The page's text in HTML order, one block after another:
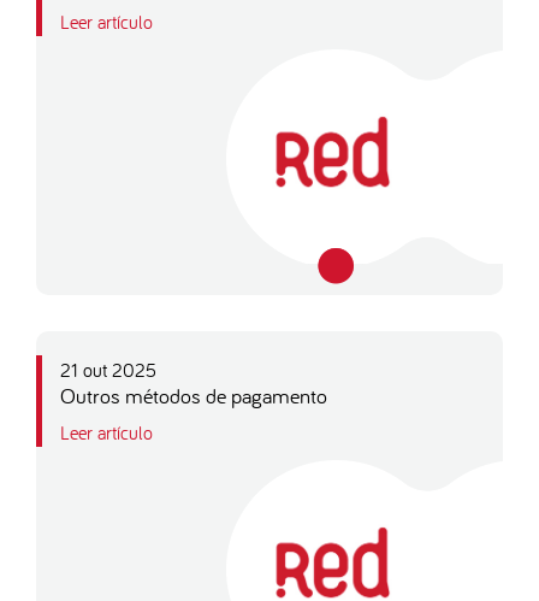
Leer artículo
21 out 2025
Outros métodos de pagamento
Leer artículo